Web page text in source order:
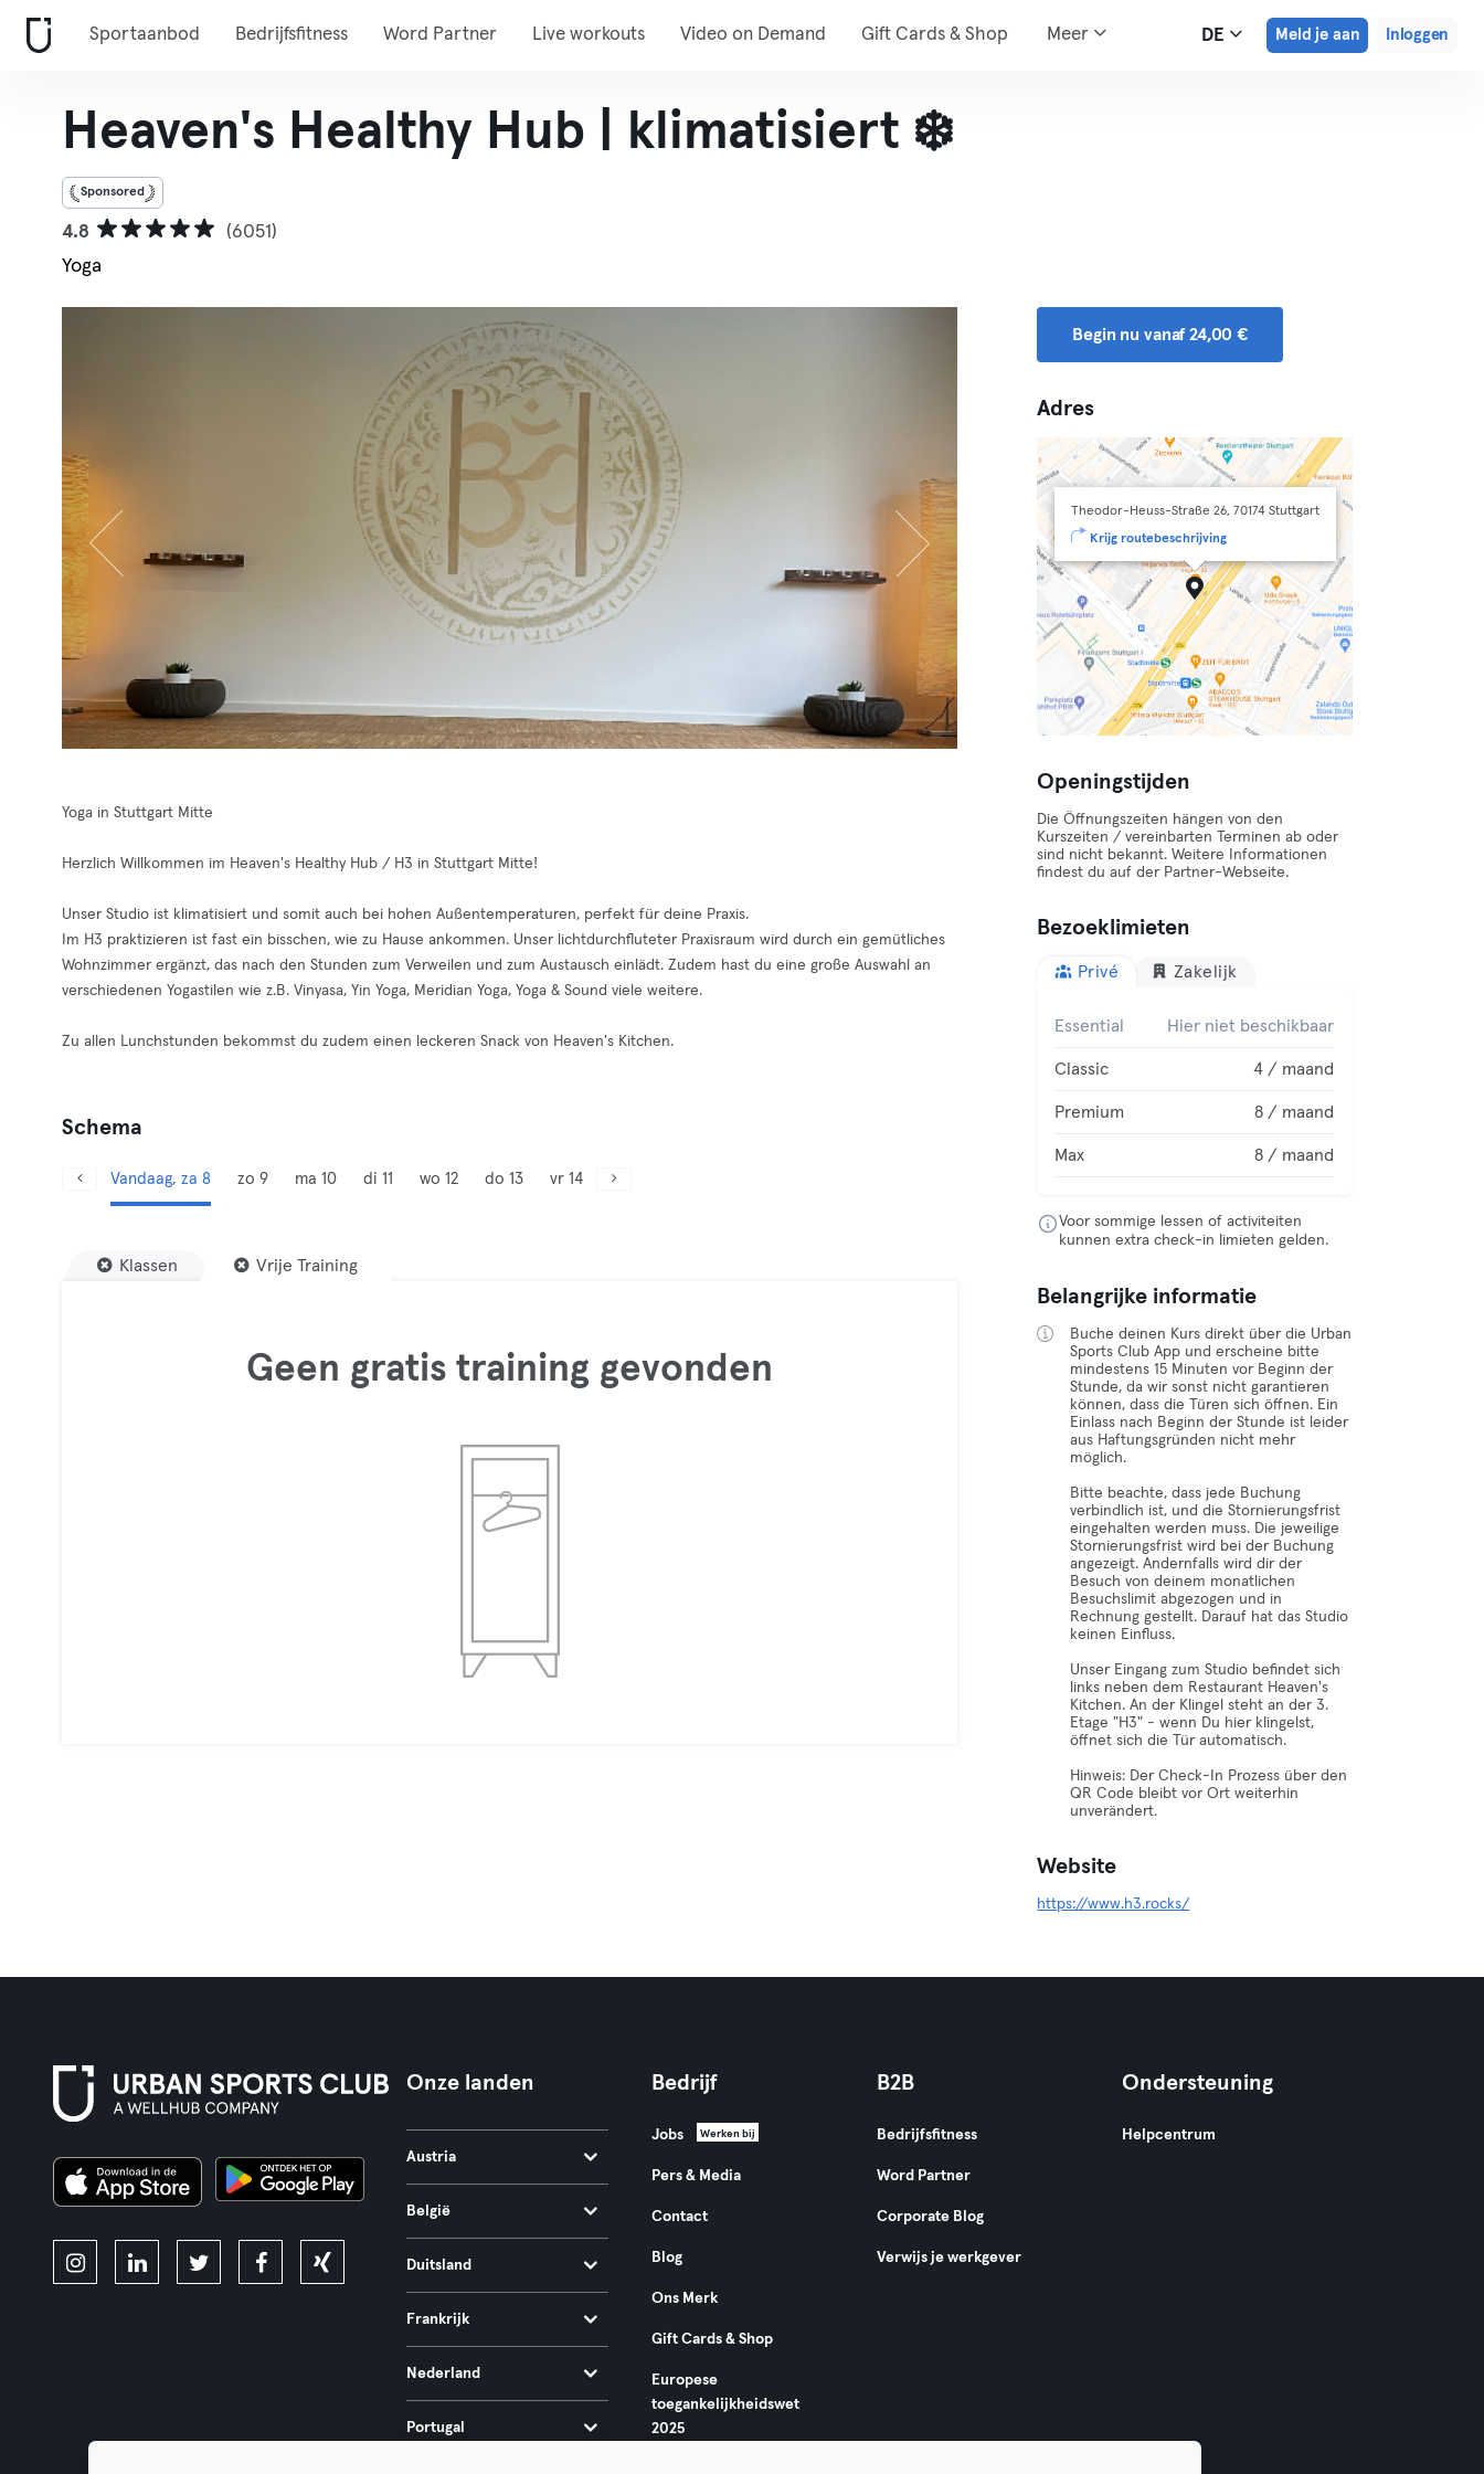
Sportaanbod Bedrijfsfitness Word Partner Live workouts Video on Demand Gift Cards & Shop Meer DE Meld je aan Inloggen
Heaven's Healthy Hub | klimatisiert ❄️
Sponsored
4.8
(6051)
Yoga
Yoga in Stuttgart Mitte
Herzlich Willkommen im Heaven's Healthy Hub / H3 in Stuttgart Mitte!
Unser Studio ist klimatisiert und somit auch bei hohen Außentemperaturen, perfekt für deine Praxis.
Im H3 praktizieren ist fast ein bisschen, wie zu Hause ankommen. Unser lichtdurchfluteter Praxisraum wird durch ein gemütliches
Wohnzimmer ergänzt, das nach den Stunden zum Verweilen und zum Austausch einlädt. Zudem hast du eine große Auswahl an
verschiedenen Yogastilen wie z.B. Vinyasa, Yin Yoga, Meridian Yoga, Yoga & Sound viele weitere.
Zu allen Lunchstunden bekommst du zudem einen leckeren Snack von Heaven's Kitchen.
Schema
Vandaag, za 8 zo 9 ma 10 di 11 wo 12 do 13 vr 14
Klassen Vrije Training
Geen gratis training gevonden
Begin nu vanaf 24,00 €
Adres
Theodor-Heuss-Straße 26, 70174 Stuttgart
Krijg routebeschrijving
Openingstijden
Die Öffnungszeiten hängen von den
Kurszeiten / vereinbarten Terminen ab oder
sind nicht bekannt. Weitere Informationen
findest du auf der Partner-Webseite.
Bezoeklimieten
Privé Zakelijk
Essential Hier niet beschikbaar
Classic 4 / maand
Premium 8 / maand
Max 8 / maand
Voor sommige lessen of activiteiten
kunnen extra check-in limieten gelden.
Belangrijke informatie
Buche deinen Kurs direkt über die Urban
Sports Club App und erscheine bitte
mindestens 15 Minuten vor Beginn der
Stunde, da wir sonst nicht garantieren
können, dass die Türen sich öffnen. Ein
Einlass nach Beginn der Stunde ist leider
aus Haftungsgründen nicht mehr
möglich.
Bitte beachte, dass jede Buchung
verbindlich ist, und die Stornierungsfrist
eingehalten werden muss. Die jeweilige
Stornierungsfrist wird bei der Buchung
angezeigt. Andernfalls wird dir der
Besuch von deinem monatlichen
Besuchslimit abgezogen und in
Rechnung gestellt. Darauf hat das Studio
keinen Einfluss.
Unser Eingang zum Studio befindet sich
links neben dem Restaurant Heaven's
Kitchen. An der Klingel steht an der 3.
Etage "H3" - wenn Du hier klingelst,
öffnet sich die Tür automatisch.
Hinweis: Der Check-In Prozess über den
QR Code bleibt vor Ort weiterhin
unverändert.
Website
https://www.h3.rocks/
Onze landen
Austria
België
Duitsland
Frankrijk
Nederland
Portugal
Bedrijf
Jobs Werken bij
Pers & Media
Contact
Blog
Ons Merk
Gift Cards & Shop
Europese
toegankelijkheidswet
2025
B2B
Bedrijfsfitness
Word Partner
Corporate Blog
Verwijs je werkgever
Ondersteuning
Helpcentrum